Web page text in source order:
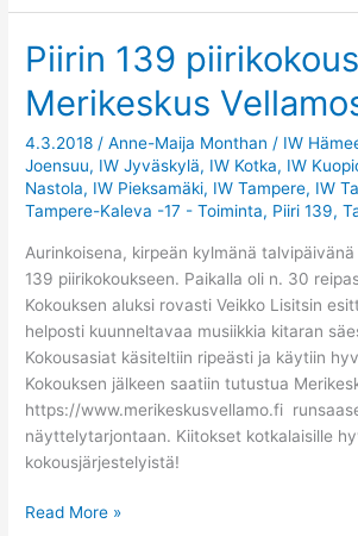
Piirin 139
Merikeskus
4.3.2018 /Anne-Maija Monthan / IW
Joensuu, IW Jyväskylä, IW Kotka, IW
Nastola, IW Pieksamäki, IW Tampere, IW
Tampere-Kaleva -17 - Toiminta, Piiri 139,
Aurinkoisena, kirpeän kylmänä
139 piirikokoukseen. Paikalla oli n. 30
Kokouksen aluksi rovasti Veikko Lisitsin
helposti kuunneltavaa musiikkia kitaran
Kokousasiat käsiteltiin ripeästi ja käytiin
Kokouksen jälkeen saatiin tutustua
https://www.merikeskusvellamo.fi
näyttelytarjontaan. Kiitokset kotkalaisille
kokousjärjestelyistä!
Piirin
139
piirikokous
Merikeskus
Vellamossa
Read More »